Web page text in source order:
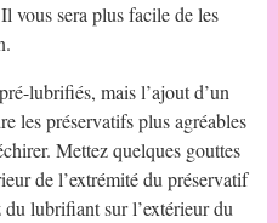
vous sera plus facile de les
lubrifiés, mais l’ajout d’un
les préservatifs plus agréables
Mettez quelques gouttes
de l’extrémité du préservatif
lubrifiant sur l’extérieur du